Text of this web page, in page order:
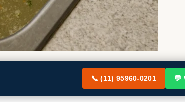
📞 (11) 95960-0201 💬